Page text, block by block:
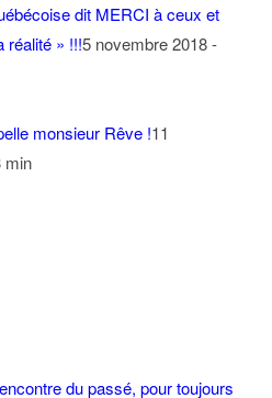
dit MERCI à ceux et
réalité » !!!5 novembre 2018 -
monsieur Rêve !11
min
du passé, pour toujours